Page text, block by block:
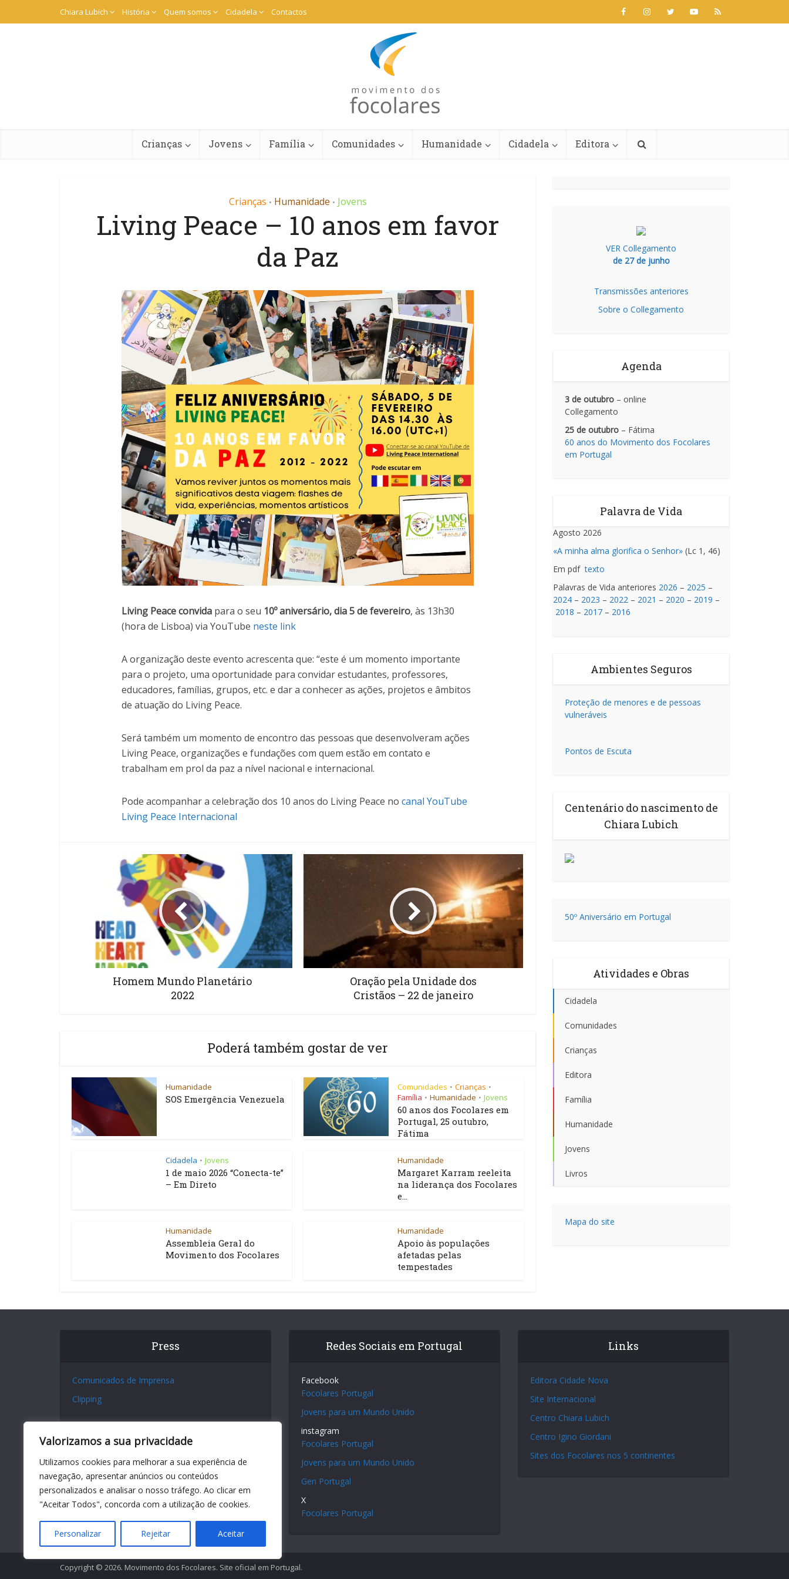
Valorizamos a sua privacidade
Utilizamos cookies para melhorar a sua experiência de
navegação, apresentar anúncios ou conteúdos
personalizados e analisar o nosso tráfego. Ao clicar em
"Aceitar Todos", concorda com a utilização de cookies.
Personalizar Rejeitar Aceitar
Chiara Lubich História Quem somos Cidadela Contactos
Crianças Jovens Família Comunidades Humanidade Cidadela Editora
Crianças • Humanidade • Jovens
Living Peace – 10 anos em favor
da Paz
Living Peace convida para o seu 10º aniversário, dia 5 de fevereiro, às 13h30
(hora de Lisboa) via YouTube neste link
A organização deste evento acrescenta que: “este é um momento importante
para o projeto, uma oportunidade para convidar estudantes, professores,
educadores, famílias, grupos, etc. e dar a conhecer as ações, projetos e âmbitos
de atuação do Living Peace.
Será também um momento de encontro das pessoas que desenvolveram ações
Living Peace, organizações e fundações com quem estão em contato e
trabalham em prol da paz a nível nacional e internacional.
Pode acompanhar a celebração dos 10 anos do Living Peace no canal YouTube
Living Peace Internacional
Homem Mundo Planetário
2022
Oração pela Unidade dos
Cristãos – 22 de janeiro
Poderá também gostar de ver
Humanidade
SOS Emergência Venezuela
Comunidades • Crianças •
Família • Humanidade • Jovens
60 anos dos Focolares em
Portugal, 25 outubro,
Fátima
Cidadela • Jovens
1 de maio 2026 “Conecta-te”
– Em Direto
Humanidade
Margaret Karram reeleita
na liderança dos Focolares
e...
Humanidade
Assembleia Geral do
Movimento dos Focolares
Humanidade
Apoio às populações
afetadas pelas
tempestades
VER Collegamento
de 27 de junho
Transmissões anteriores
Sobre o Collegamento
Agenda
3 de outubro – online
Collegamento
25 de outubro – Fátima
60 anos do Movimento dos Focolares
em Portugal
Palavra de Vida
Agosto 2026
«A minha alma glorifica o Senhor» (Lc 1, 46)
Em pdftexto
Palavras de Vida anteriores 2026 – 2025 –
2024 – 2023 – 2022 – 2021 – 2020 – 2019 –
2018 – 2017 – 2016
Ambientes Seguros
Proteção de menores e de pessoas
vulneráveis
Pontos de Escuta
Centenário do nascimento de
Chiara Lubich
50º Aniversário em Portugal
Atividades e Obras
Cidadela
Comunidades
Crianças
Editora
Família
Humanidade
Jovens
Livros
Mapa do site
Press
Comunicados de Imprensa
Clipping
Redes Sociais em Portugal
Facebook
Focolares Portugal
Jovens para um Mundo Unido
instagram
Focolares Portugal
Jovens para um Mundo Unido
Gen Portugal
X
Focolares Portugal
Links
Editora Cidade Nova
Site Internacional
Centro Chiara Lubich
Centro Igino Giordani
Sites dos Focolares nos 5 continentes
Copyright © 2026. Movimento dos Focolares. Site oficial em Portugal.